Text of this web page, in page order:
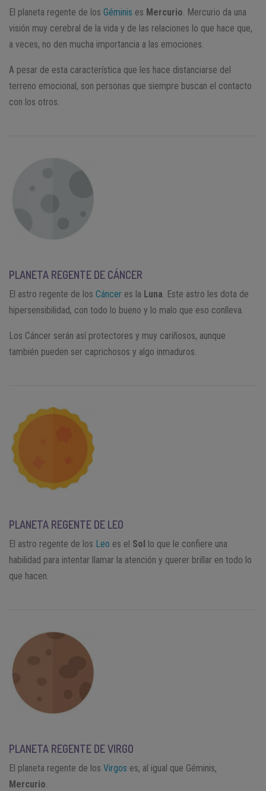
El planeta regente de los Géminis es Mercurio . Mercurio da una
visión muy cerebral de la vida y de las relaciones lo que hace que,
a veces, no den mucha importancia a las emociones.
A pesar de esta característica que les hace distanciarse del
terreno emocional, son personas que siempre buscan el contacto
con los otros.
PLANETA REGENTE DE CÁNCER
El astro regente de los Cáncer es la Luna . Este astro les dota de
hipersensibilidad, con todo lo bueno y lo malo que eso conlleva.
Los Cáncer serán así protectores y muy cariñosos, aunque
también pueden ser caprichosos y algo inmaduros.
PLANETA REGENTE DE LEO
El astro regente de los Leo es el Sol lo que le confiere una
habilidad para intentar llamar la atención y querer brillar en todo lo
que hacen.
PLANETA REGENTE DE VIRGO
El planeta regente de los Virgos es, al igual que Géminis,
Mercurio